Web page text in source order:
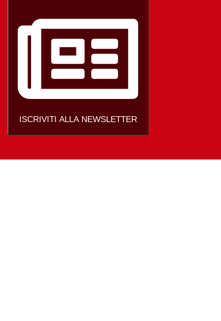
ISCRIVITI ALLA NEWSLETTER